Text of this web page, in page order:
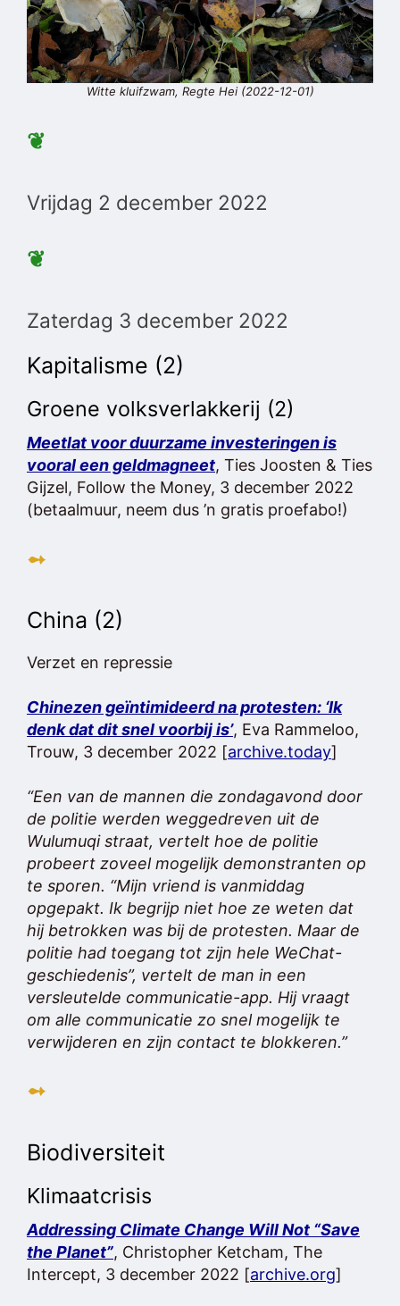
Witte kluifzwam, Regte Hei (2022-12-01)
❦
Vrijdag 2 december 2022
❦
Zaterdag 3 december 2022
Kapitalisme (2)
Groene volksverlakkerij (2)
Meetlat voor duurzame investeringen is
vooral een geldmagneet, Ties Joosten & Ties
Gijzel, Follow the Money, 3 december 2022
(betaalmuur, neem dus ’n gratis proefabo!)
➻
China (2)
Verzet en repressie
Chinezen geïntimideerd na protesten: ‘Ik
denk dat dit snel voorbij is’, Eva Rammeloo,
Trouw, 3 december 2022 [archive.today]
“Een van de mannen die zondagavond door
de politie werden weggedreven uit de
Wulumuqi straat, vertelt hoe de politie
probeert zoveel mogelijk demonstranten op
te sporen. “Mijn vriend is vanmiddag
opgepakt. Ik begrijp niet hoe ze weten dat
hij betrokken was bij de protesten. Maar de
politie had toegang tot zijn hele WeChat-
geschiedenis”, vertelt de man in een
versleutelde communicatie-app. Hij vraagt
om alle communicatie zo snel mogelijk te
verwijderen en zijn contact te blokkeren.”
➻
Biodiversiteit
Klimaatcrisis
Addressing Climate Change Will Not “Save
the Planet”, Christopher Ketcham, The
Intercept, 3 december 2022 [archive.org]